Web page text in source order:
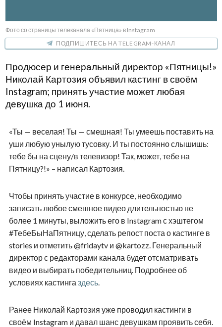
Фото со страницы телеканала «Пятница» в Instagram
ПОДПИШИТЕСЬ НА TELEGRAM-КАНАЛ
Продюсер и генеральный директор «Пятницы!»
Николай Картозия объявил кастинг в своём
Instagram; принять участие может любая
девушка до 1 июня.
«Ты — веселая! Ты — смешная! Ты умеешь поставить на
уши любую унылую тусовку. И ты постоянно слышишь:
тебе бы на сцену/в телевизор! Так, может, тебе на
Пятницу?!» – написал Картозия.
Чтобы принять участие в конкурсе, необходимо
записать любое смешное видео длительностью не
более 1 минуты, выложить его в Instagram с хэштегом
#ТебеБыНаПятницу, сделать репост поста о кастинге в
stories и отметить @fridaytv и @kartozz. Генеральный
директор с редакторами канала будет отсматривать
видео и выбирать победительниц. Подробнее об
условиях кастинга здесь.
Ранее Николай Картозия уже проводил кастинги в
своём Instagram и давал шанс девушкам проявить себя.